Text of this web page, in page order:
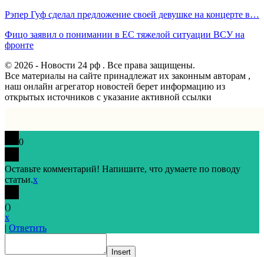
Рэпер Гуф сделал предложение своей девушке на концерте в…
Фицо заявил о понимании в ЕС тяжелой ситуации ВСУ на
фронте
© 2026 - Новости 24 рф . Все права защищены.
Все материалы на сайте принадлежат их законным авторам ,
наш онлайн агрегатор новостей берет информацию из
открытых источников с указание активной ссылки
0
Оставьте комментарий! Напишите, что думаете по поводу
статьи.x
()
x
| Ответить
Insert